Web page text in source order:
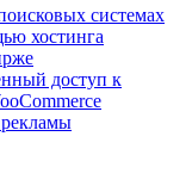
системах
хостинга
доступ к